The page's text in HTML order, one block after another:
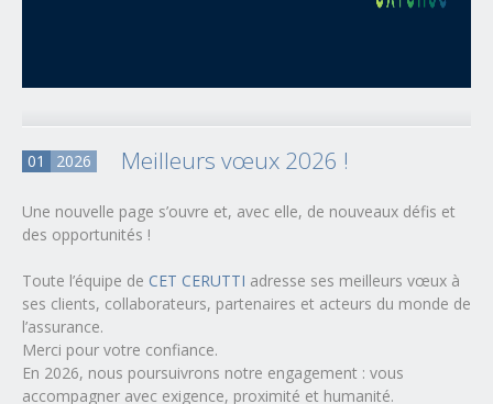
01 2026 Meilleurs vœux 2026 !
Une nouvelle page s’ouvre et, avec elle, de nouveaux défis et
des opportunités !
Toute l’équipe de CET CERUTTI adresse ses meilleurs vœux à
ses clients, collaborateurs, partenaires et acteurs du monde de
l’assurance.
Merci pour votre confiance.
En 2026, nous poursuivrons notre engagement : vous
accompagner avec exigence, proximité et humanité.